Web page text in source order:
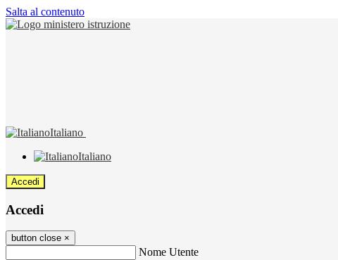
Salta al contenuto
Italiano
Italiano
Accedi
Accedi
button close ×
Nome Utente